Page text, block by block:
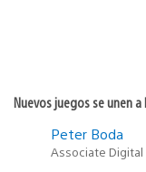
Nuevos juegos se unen
Peter Boda
Associate